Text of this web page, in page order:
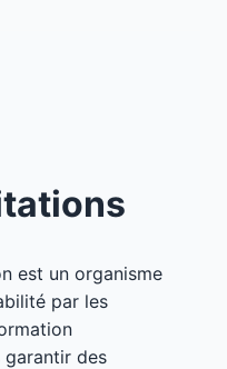
est un organisme
par les
garantir des